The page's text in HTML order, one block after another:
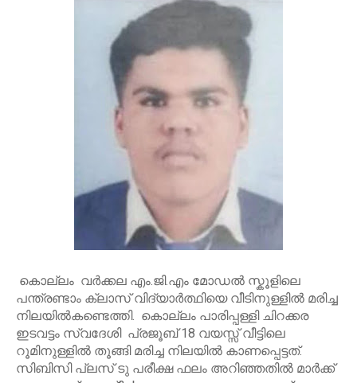
കൊല്ലം വർക്കല എം.ജി.എം മോഡൽ സ്കൂളിലെ
പന്ത്രണ്ടാം ക്ലാസ് വിദ്യാർത്ഥിയെ വീടിനുള്ളിൽ മരിച്ച
നിലയിൽകണ്ടെത്തി. കൊല്ലം പാരിപ്പള്ളി ചിറക്കര
ഇടവട്ടം സ്വദേശി പ്രജൂബ് 18 വയസ്സ് വീട്ടിലെ
റൂമിനുള്ളിൽ തൂങ്ങി മരിച്ച നിലയിൽ കാണപ്പെട്ടത്.
സിബിസി പ്ലസ് ടു പരീക്ഷ ഫലം അറിഞ്ഞതിൽ മാർക്ക്